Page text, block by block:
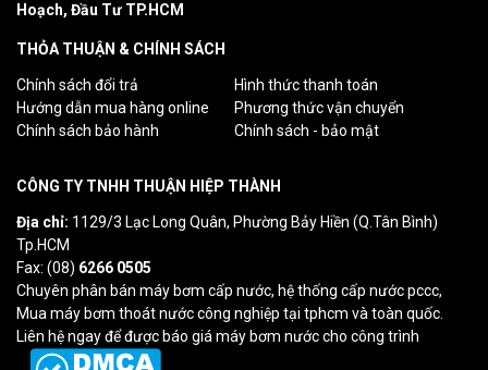
Hoạch, Đầu Tư TP.HCM
THỎA THUẬN & CHÍNH SÁCH
Chính sách đổi trả
Hình thức thanh toán
Hướng dẫn mua hàng online
Phương thức vận chuyển
Chính sách bảo hành
Chính sách - bảo mật
CÔNG TY TNHH THUẬN HIỆP THÀNH
Địa chỉ: 1129/3 Lạc Long Quân, Phường Bảy Hiền (Q.Tân Bình)
Tp.HCM
Fax: (08) 6266 0505
Chuyên phân bán máy bơm cấp nước, hệ thống cấp nước pccc,
Mua máy bơm thoát nước công nghiệp tại tphcm và toàn quốc.
Liên hệ ngay để được báo giá máy bơm nước cho công trình